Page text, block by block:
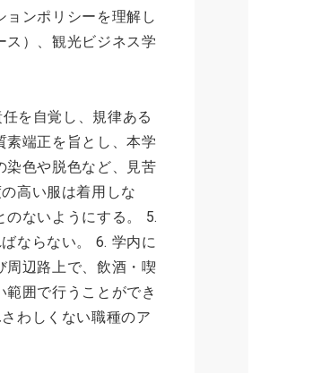
ンポリシーを理解し
ス）、観光ビジネス学
を自覚し、規律ある
素端正を旨とし、本学
染色や脱色など、見苦
高い服は着用しな
ないようにする。 5.
ならない。 6. 学内に
周辺路上で、飲酒・喫
囲で行うことができ
わしくない職種のア